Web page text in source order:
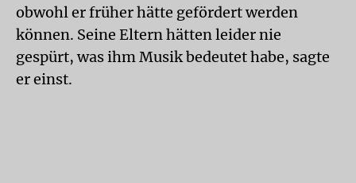
obwohl er früher hätte gefördert werden
können. Seine Eltern hätten leider nie
gespürt, was ihm Musik bedeutet habe, sagte
er einst.